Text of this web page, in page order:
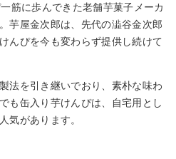
筋に歩んできた老舗芋菓子メーカ
芋屋金次郎は、先代の澁谷金次郎
んぴを今も変わらず提供し続けて
法を引き継いでおり、素朴な味わ
も缶入り芋けんぴは、自宅用とし
気があります。